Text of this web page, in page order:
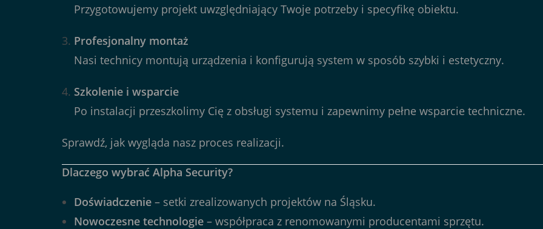
Przygotowujemy projekt uwzględniający Twoje potrzeby i specyfikę obiektu.
Profesjonalny montaż
Nasi technicy montują urządzenia i konfigurują system w sposób szybki i estetyczny.
Szkolenie i wsparcie
Po instalacji przeszkolimy Cię z obsługi systemu i zapewnimy pełne wsparcie techniczne.
Sprawdź, jak wygląda nasz proces realizacji.
Dlaczego wybrać Alpha Security?
Doświadczenie – setki zrealizowanych projektów na Śląsku.
Nowoczesne technologie – współpraca z renomowanymi producentami sprzętu.